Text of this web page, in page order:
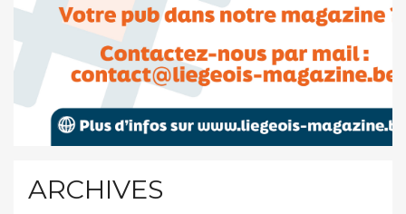
ARCHIVES